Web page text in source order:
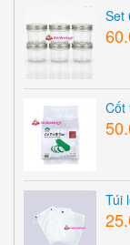
Set
Cốt
Túi